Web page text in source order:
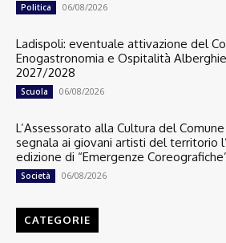
Politica 06/08/2026
Ladispoli: eventuale attivazione del
Enogastronomia e Ospitalità
2027/2028
Scuola 06/08/2026
L’Assessorato alla Cultura del
segnala ai giovani artisti del territorio
edizione di “Emergenze
Società 06/08/2026
CATEGORIE